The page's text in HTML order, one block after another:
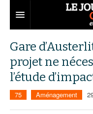
Territoires
Aménagement
Collectivités
Entreprises
Développement
Départements
Gare
projet ne
l’étude
75 Aménagement